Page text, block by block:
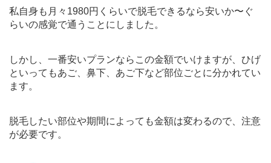
私自身も月々1980円くらいで脱毛できるなら安いか〜ぐ
らいの感覚で通うことにしました。
しかし、一番安いプランならこの金額でいけますが、ひげ
といってもあご、鼻下、あご下など部位ごとに分かれてい
ます。
脱毛したい部位や期間によっても金額は変わるので、注意
が必要です。